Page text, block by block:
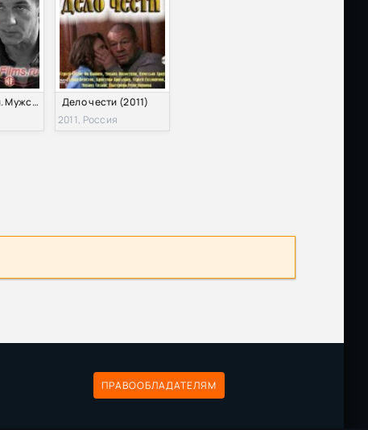
Кодекс чести. Мужская история (2013)
Дело чести (2011)
2011, Россия
ПРАВООБЛАДАТЕЛЯМ